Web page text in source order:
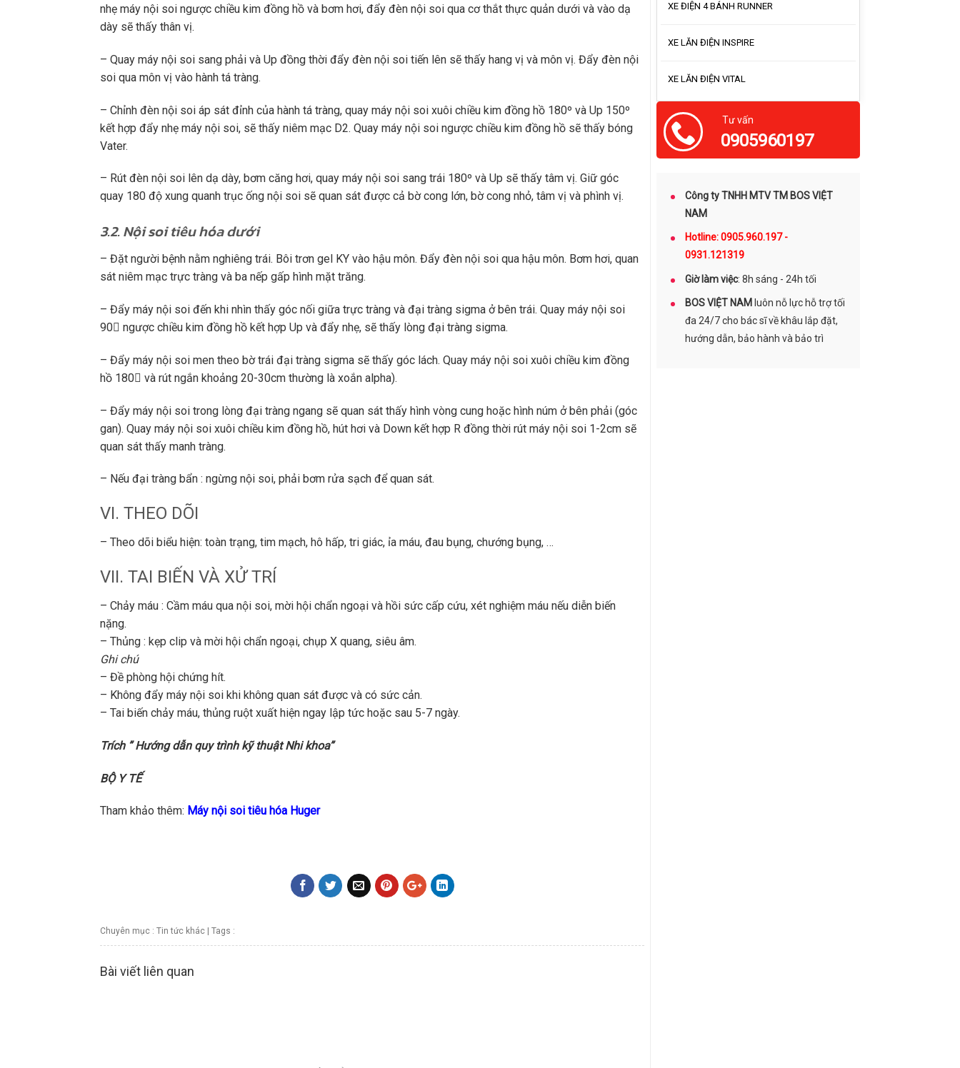
nhẹ máy nội soi ngược chiều kim đồng hồ và bơm hơi, đẩy đèn nội soi qua cơ thắt thực quản dưới và vào dạ
dày sẽ thấy thân vị.
– Quay máy nội soi sang phải và Up đồng thời đẩy đèn nội soi tiến lên sẽ thấy hang vị và môn vị. Đẩy đèn nội
soi qua môn vị vào hành tá tràng.
– Chỉnh đèn nội soi áp sát đỉnh của hành tá tràng, quay máy nội soi xuôi chiều kim đồng hồ 180º và Up 150º
kết hợp đẩy nhẹ máy nội soi, sẽ thấy niêm mạc D2. Quay máy nội soi ngược chiều kim đồng hồ sẽ thấy bóng
Vater.
– Rút đèn nội soi lên dạ dày, bơm căng hơi, quay máy nội soi sang trái 180º và Up sẽ thấy tâm vị. Giữ góc
quay 180 độ xung quanh trục ống nội soi sẽ quan sát được cả bờ cong lớn, bờ cong nhỏ, tâm vị và phình vị.
3.2. Nội soi tiêu hóa dưới
– Đặt người bệnh nằm nghiêng trái. Bôi trơn gel KY vào hậu môn. Đẩy đèn nội soi qua hậu môn. Bơm hơi, quan
sát niêm mạc trực tràng và ba nếp gấp hình mặt trăng.
– Đẩy máy nội soi đến khi nhìn thấy góc nối giữa trực tràng và đại tràng sigma ở bên trái. Quay máy nội soi
90 ngược chiều kim đồng hồ kết hợp Up và đẩy nhẹ, sẽ thấy lòng đại tràng sigma.
– Đẩy máy nội soi men theo bờ trái đại tràng sigma sẽ thấy góc lách. Quay máy nội soi xuôi chiều kim đồng
hồ 180 và rút ngắn khoảng 20-30cm thường là xoắn alpha).
– Đẩy máy nội soi trong lòng đại tràng ngang sẽ quan sát thấy hình vòng cung hoặc hình núm ở bên phải (góc
gan). Quay máy nội soi xuôi chiều kim đồng hồ, hút hơi và Down kết hợp R đồng thời rút máy nội soi 1-2cm sẽ
quan sát thấy manh tràng.
– Nếu đại tràng bẩn : ngừng nội soi, phải bơm rửa sạch để quan sát.
VI. THEO DÕI
– Theo dõi biểu hiện: toàn trạng, tim mạch, hô hấp, tri giác, ỉa máu, đau bụng, chướng bụng, …
VII. TAI BIẾN VÀ XỬ TRÍ
– Chảy máu : Cầm máu qua nội soi, mời hội chẩn ngoại và hồi sức cấp cứu, xét nghiệm máu nếu diễn biến
nặng.
– Thủng : kẹp clip và mời hội chẩn ngoại, chụp X quang, siêu âm.
Ghi chú
– Đề phòng hội chứng hít.
– Không đẩy máy nội soi khi không quan sát được và có sức cản.
– Tai biến chảy máu, thủng ruột xuất hiện ngay lập tức hoặc sau 5-7 ngày.
Trích ” Hướng dẫn quy trình kỹ thuật Nhi khoa”
BỘ Y TẾ
Tham khảo thêm: Máy nội soi tiêu hóa Huger
Chuyên mục : Tin tức khác | Tags :
Bài viết liên quan
XE ĐIỆN 4 BÁNH RUNNER
XE LĂN ĐIỆN INSPIRE
XE LĂN ĐIỆN VITAL
Tư vấn
0905960197
Công ty TNHH MTV TM BOS VIỆT
NAM
Hotline: 0905.960.197 -
0931.121319
Giờ làm việc: 8h sáng - 24h tối
BOS VIỆT NAM luôn nỗ lực hỗ trợ tối
đa 24/7 cho bác sĩ về khâu lắp đặt,
hướng dẫn, bảo hành và bảo trì